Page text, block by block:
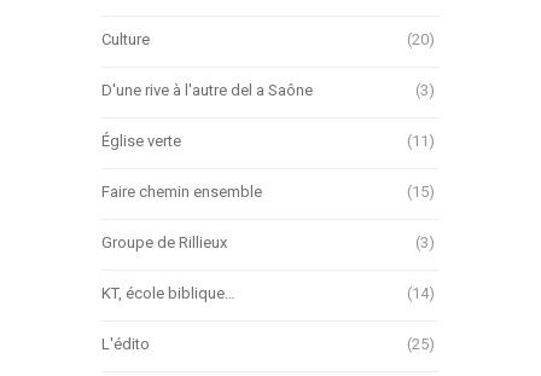
Culture (20)
D'une rive à l'autre del a Saône (3)
Église verte (11)
Faire chemin ensemble (15)
Groupe de Rillieux (3)
KT, école biblique… (14)
L'édito (25)